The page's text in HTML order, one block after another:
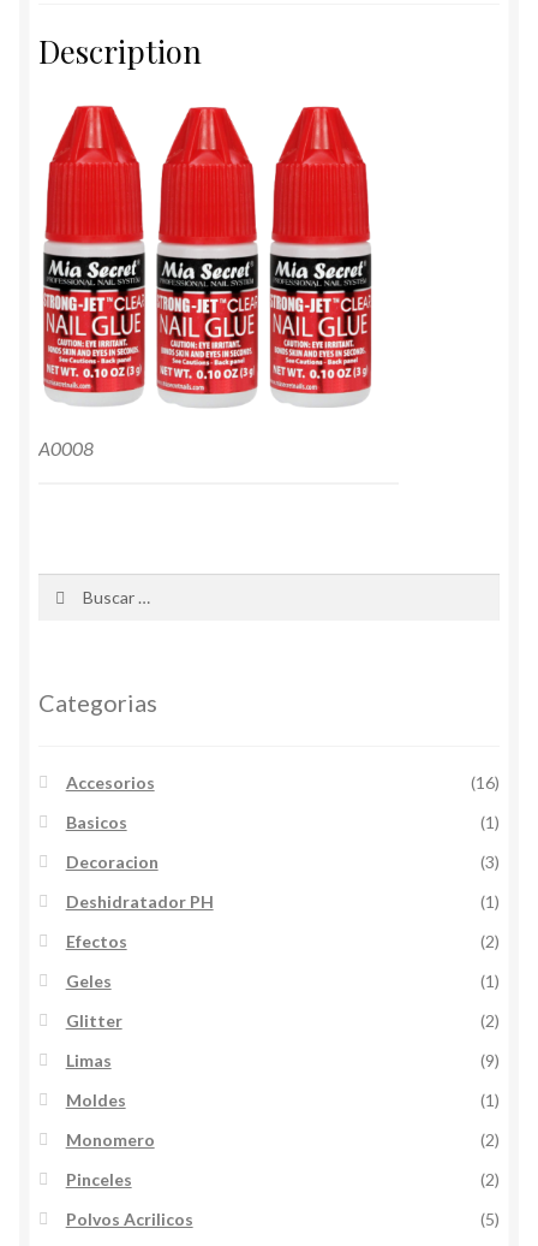
Description
A0008
Categorias
Accesorios
(16)
Basicos
(1)
Decoracion
(3)
Deshidratador PH
(1)
Efectos
(2)
Geles
(1)
Glitter
(2)
Limas
(9)
Moldes
(1)
Monomero
(2)
Pinceles
(2)
Polvos Acrilicos
(5)